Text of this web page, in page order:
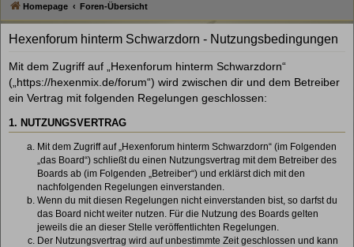
Homepage Foren-Übersicht
Hexenforum hinterm Schwarzdorn - Nutzungsbedingungen
Mit dem Zugriff auf „Hexenforum hinterm Schwarzdorn“
(„https://hexenmix.de/forum“) wird zwischen dir und dem Betreiber
ein Vertrag mit folgenden Regelungen geschlossen:
1. NUTZUNGSVERTRAG
Mit dem Zugriff auf „Hexenforum hinterm Schwarzdorn“ (im Folgenden
„das Board“) schließt du einen Nutzungsvertrag mit dem Betreiber des
Boards ab (im Folgenden „Betreiber“) und erklärst dich mit den
nachfolgenden Regelungen einverstanden.
Wenn du mit diesen Regelungen nicht einverstanden bist, so darfst du
das Board nicht weiter nutzen. Für die Nutzung des Boards gelten
jeweils die an dieser Stelle veröffentlichten Regelungen.
Der Nutzungsvertrag wird auf unbestimmte Zeit geschlossen und kann